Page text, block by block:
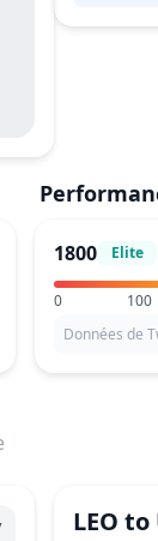
1800 Elite
0 100
Données de
LEO to